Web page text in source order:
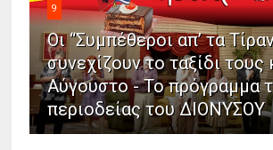
9
Οι “Συμπέθεροι απ’ τα
συνεχίζουν το ταξίδι τους
Αύγουστο - Το πρόγραμμα
περιοδείας του ΔΙΟΝΥΣΟΥ